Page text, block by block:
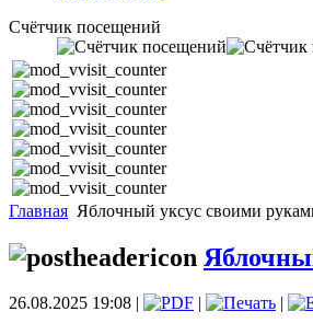
Счётчик посещений
Главная Яблочный уксус своими
26.08.2025 19:08 | |
|